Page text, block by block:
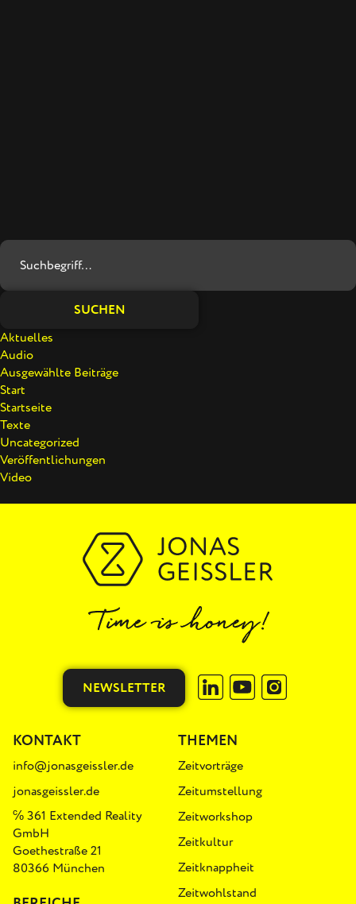
SUCHEN
Aktuelles
Audio
Ausgewählte Beiträge
Start
Startseite
Texte
Uncategorized
Veröffentlichungen
Video
NEWSLETTER
KONTAKT
info@jonasgeissler.de
jonasgeissler.de
℅ 361 Extended Reality
GmbH
Goethestraße 21
80366 München
THEMEN
Zeitvorträge
Zeitumstellung
Zeitworkshop
Zeitkultur
Zeitknappheit
Zeitwohlstand